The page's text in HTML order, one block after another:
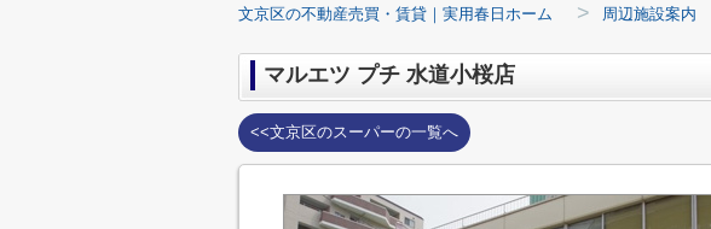
文京区の不動産売買・賃貸｜実用春日ホーム > 周辺施設案内
マルエツ プチ 水道小桜店
<<文京区のスーパーの一覧へ